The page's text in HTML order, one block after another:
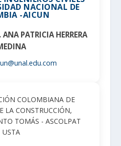
NACIONAL DE
-AICUN
PATRICIA HERRERA